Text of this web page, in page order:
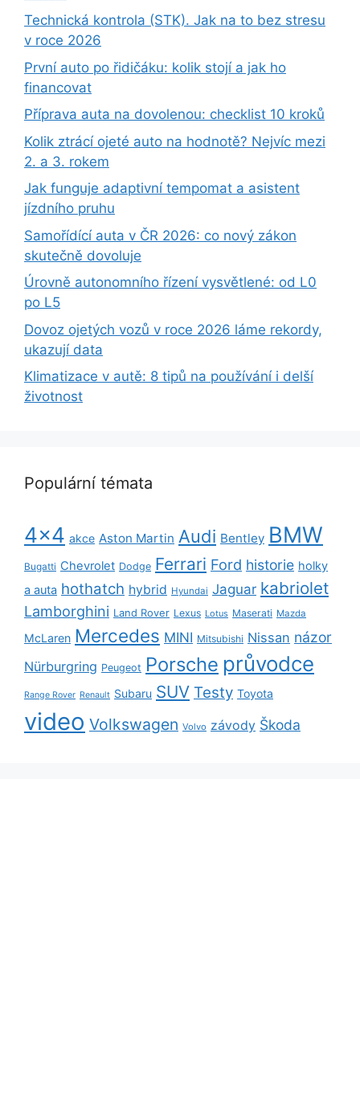
Technická kontrola (STK). Jak na to bez stresu
v roce 2026
První auto po řidičáku: kolik stojí a jak ho
financovat
Příprava auta na dovolenou: checklist 10 kroků
Kolik ztrácí ojeté auto na hodnotě? Nejvíc mezi
2. a 3. rokem
Jak funguje adaptivní tempomat a asistent
jízdního pruhu
Samořídící auta v ČR 2026: co nový zákon
skutečně dovoluje
Úrovně autonomního řízení vysvětlené: od L0
po L5
Dovoz ojetých vozů v roce 2026 láme rekordy,
ukazují data
Klimatizace v autě: 8 tipů na používání i delší
životnost
Populární témata
4x4 akce Aston Martin Audi Bentley BMW
Bugatti Chevrolet Dodge Ferrari Ford historie holky
a auta hothatch hybrid Hyundai Jaguar kabriolet
Lamborghini Land Rover Lexus Lotus Maserati Mazda
McLaren Mercedes MINI Mitsubishi Nissan názor
Nürburgring Peugeot Porsche průvodce
Range Rover Renault Subaru SUV Testy Toyota
video Volkswagen Volvo závody Škoda